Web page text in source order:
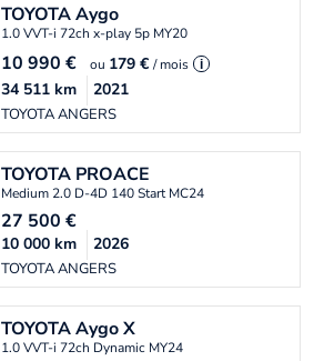
TOYOTAAygo
1.0 VVT-i 72ch x-play 5p MY20
10 990 € ou 179 € / mois i
TOYOTA ANGERS
34 511 km 2021
TOYOTA PROACE
Medium 2.0 D-4D 140 Start MC24
27 500 €
TOYOTA ANGERS
10 000 km 2026
TOYOTAAygo X
1.0 VVT-i 72ch Dynamic MY24